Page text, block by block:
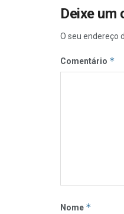
Deixe um
O seu endereço
Comentário *
Nome *